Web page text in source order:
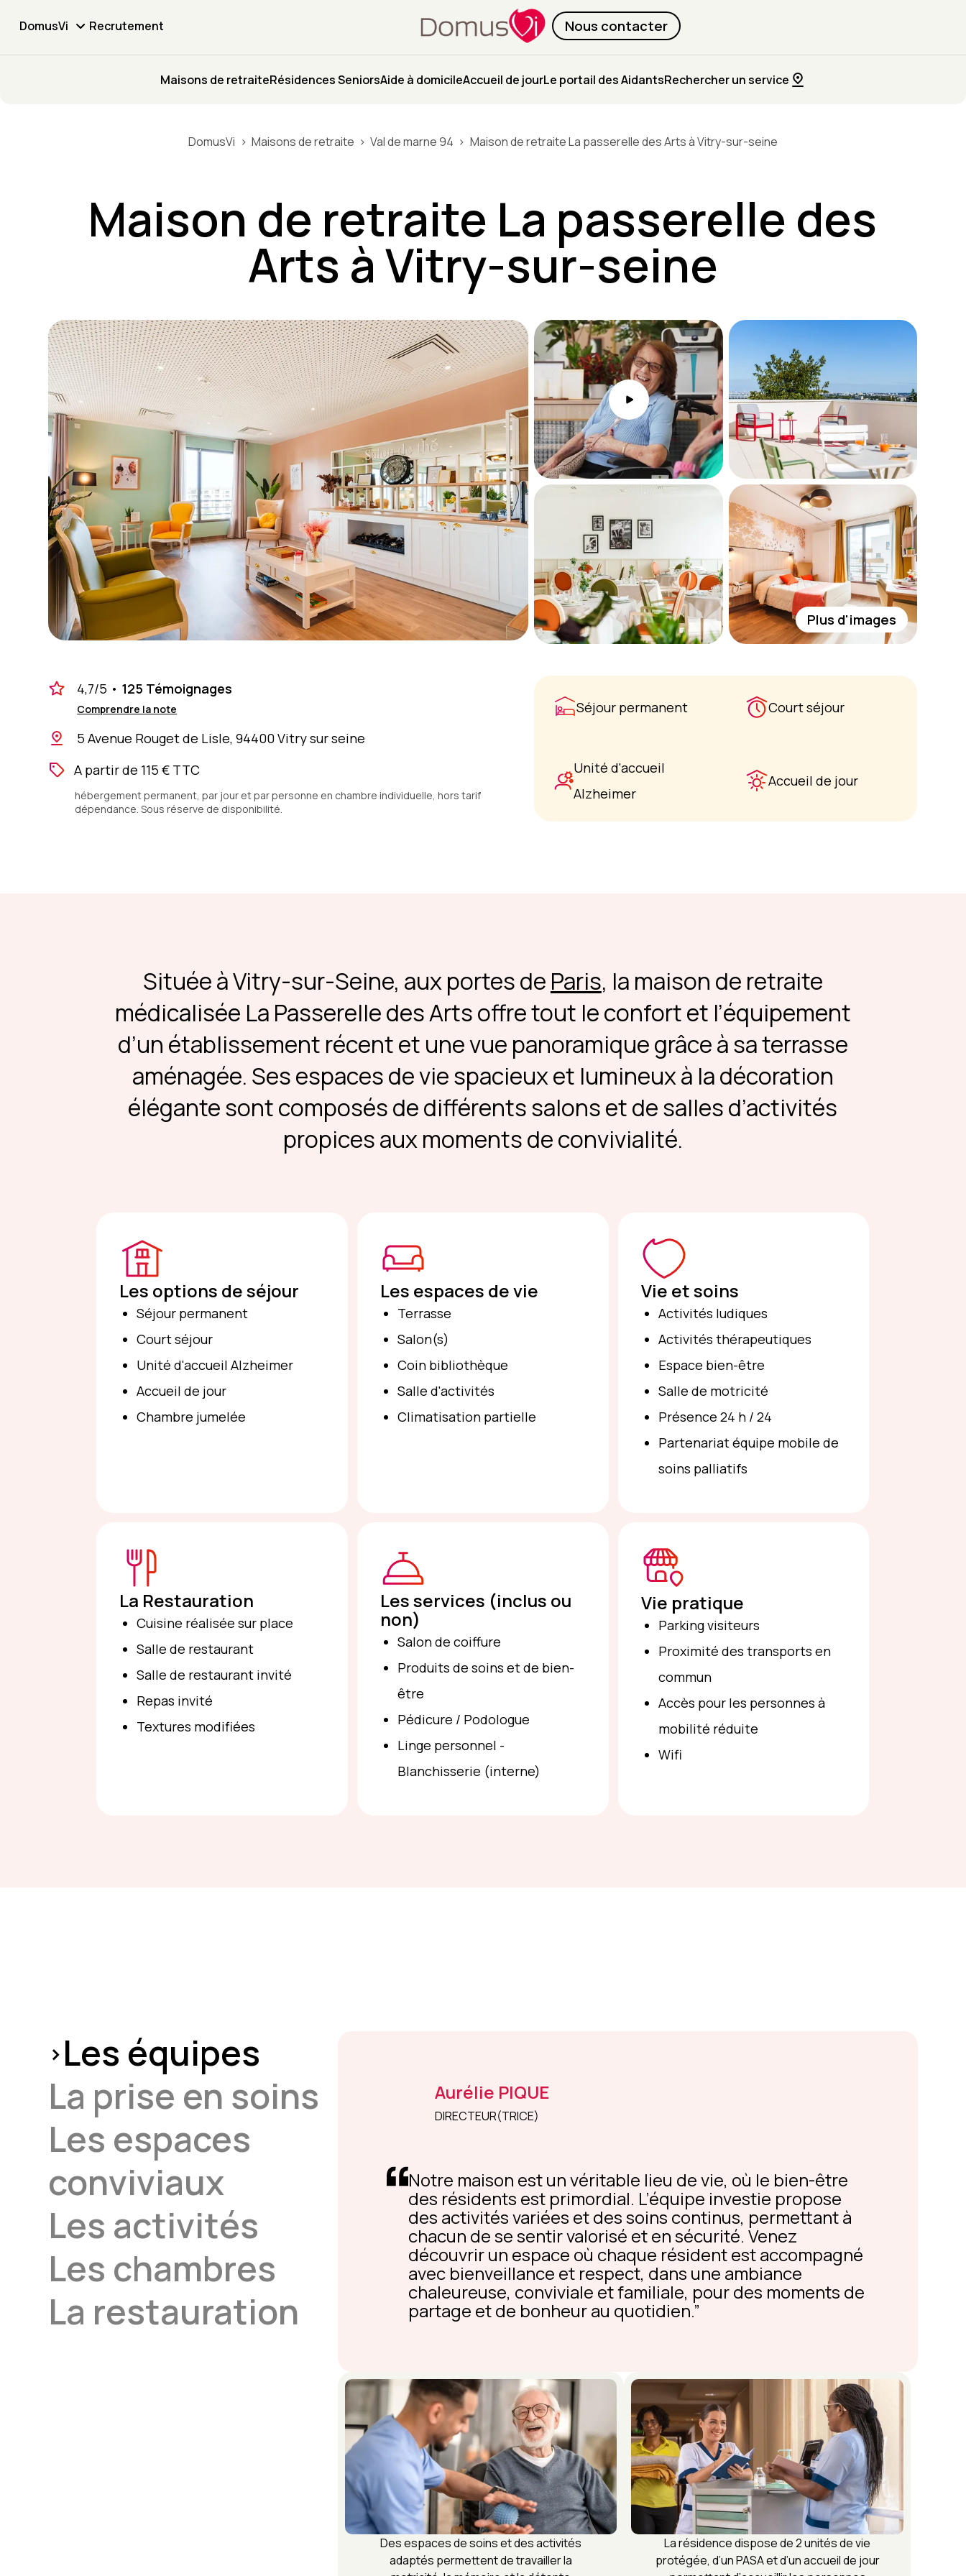
DomusVi Recrutement Nous contacter
Maisons de retraiteRésidences SeniorsAide à domicileAccueil de jourLe portail des AidantsRechercher un service
DomusVi Maisons de retraite Val de marne 94 Maison de retraite La passerelle des Arts à Vitry-sur-seine
Maison de retraite La passerelle des
Arts à Vitry-sur-seine
Plus d'images
4,7/5 • 125 Témoignages
Comprendre la note
5 Avenue Rouget de Lisle, 94400 Vitry sur seine
A partir de 115 € TTC
hébergement permanent, par jour et par personne en chambre individuelle, hors tarif
dépendance. Sous réserve de disponibilité.
Séjour permanent Court séjour
Unité d'accueil
Alzheimer
Accueil de jour
Située à Vitry-sur-Seine, aux portes de Paris, la maison de retraite
médicalisée La Passerelle des Arts offre tout le confort et l’équipement
d’un établissement récent et une vue panoramique grâce à sa terrasse
aménagée. Ses espaces de vie spacieux et lumineux à la décoration
élégante sont composés de différents salons et de salles d’activités
propices aux moments de convivialité.
Les options de séjour
Séjour permanent
Court séjour
Unité d'accueil Alzheimer
Accueil de jour
Chambre jumelée
Les espaces de vie
Terrasse
Salon(s)
Coin bibliothèque
Salle d'activités
Climatisation partielle
Vie et soins
Activités ludiques
Activités thérapeutiques
Espace bien-être
Salle de motricité
Présence 24 h / 24
Partenariat équipe mobile de
soins palliatifs
La Restauration
Cuisine réalisée sur place
Salle de restaurant
Salle de restaurant invité
Repas invité
Textures modifiées
Les services (inclus ou
non)
Salon de coiffure
Produits de soins et de bien-
être
Pédicure / Podologue
Linge personnel -
Blanchisserie (interne)
Vie pratique
Parking visiteurs
Proximité des transports en
commun
Accès pour les personnes à
mobilité réduite
Wifi
Les équipes
La prise en soins
Les espaces
conviviaux
Les activités
Les chambres
La restauration
Aurélie PIQUE
DIRECTEUR(TRICE)
Notre maison est un véritable lieu de vie, où le bien-être
des résidents est primordial. L’équipe investie propose
des activités variées et des soins continus, permettant à
chacun de se sentir valorisé et en sécurité. Venez
découvrir un espace où chaque résident est accompagné
avec bienveillance et respect, dans une ambiance
chaleureuse, conviviale et familiale, pour des moments de
partage et de bonheur au quotidien.
Des espaces de soins et des activités
adaptés permettent de travailler la
La résidence dispose de 2 unités de vie
protégée, d’un PASA et d’un accueil de jour